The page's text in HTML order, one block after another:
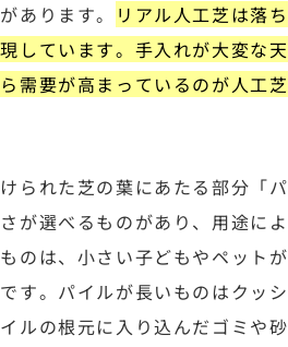
あります。
リアル人工芝は落ち
しています。手入れが大変な天
需要が高まっているのが人工芝
られた芝の葉にあたる部分「パ
が選べるものがあり、用途によ
のは、小さい子どもやペットが
す。パイルが長いものはクッシ
ルの根元に入り込んだゴミや砂